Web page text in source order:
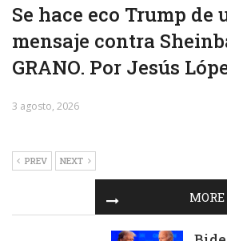
Se hace eco Trump de
mensaje contra
GRANO. Por Jesús
3 agosto, 2026
PREV NEXT